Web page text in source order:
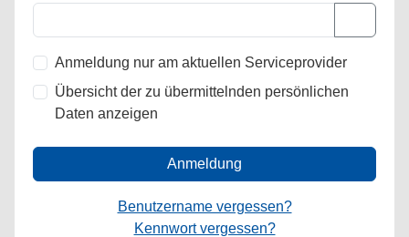
Anmeldung nur am aktuellen Serviceprovider
Übersicht der zu übermittelnden persönlichen
Daten anzeigen
Anmeldung
Benutzername vergessen?
Kennwort vergessen?